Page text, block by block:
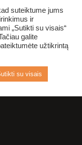
suteiktume jums
ir
„Sutikti su visais“
galite
užtikrintą
su visais